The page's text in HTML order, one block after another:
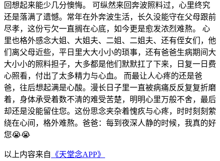
回想起来能少几分懊悔。 可纵然来回奔波照料过，心里终究
还是落满了遗憾。常年在外奔波生活，长久没能守在父母跟前
尽孝，这份亏欠一直搁在心底，如今更是愈发浓烈难熬。 心
里也格外感念大姐、大姐夫、二姐、二姐夫、还有侄女们，他
们离父母近些，平日里大大小小的琐事，还有爸爸生病期间大
大小小的照料担子，大多都是他们默默扛了下来，日复一日费
心照看，付出了太多精力与心血。 而最让人心疼的还是爸
爸，往后想起满是心酸。漫长日子里一直被病痛反反复复折磨
着，身体承受着数不清的难受苦楚，明明心里万般不舍，最后
却还是没能留住您。这份思念夹杂着愧疚与心疼，时时刻刻萦
绕在心间，格外难熬。爸爸：每到夜深人静的时候，我真的好
您😭😭
以上内容来自 《天堂念APP》